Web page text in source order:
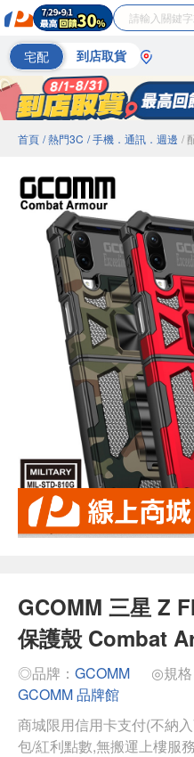
宅配 到店取貨
首頁 / 熱門3C / 手機．通訊．週邊 /
GCOMM 三星 Z
保護殼 Combat
◎品牌： GCOMM ◎規格
GCOMM 品牌館
商城限用信用卡支付(不納
包/紅利點數,無搬運上樓服